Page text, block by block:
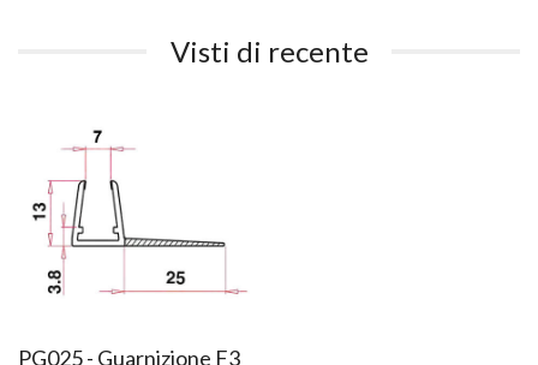
Visti di recente
PG025 - Guarnizione F3